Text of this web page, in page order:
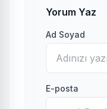
Yorum Yaz
Ad Soyad
E-posta